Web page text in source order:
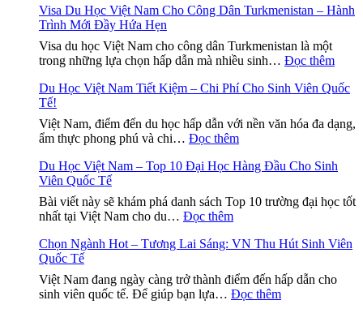
tin
visa
du
học
cho
sinh
Ấn
Việt
–
chi
và
cần
thiết
Visa Du Học Việt Nam Cho Công Dân Turkmenistan – Hành
Trình Mới Đầy Hứa Hẹn
Visa du học Việt Nam cho công dân Turkmenistan là một
trong những lựa chọn hấp dẫn mà nhiều sinh… Đọc thêm:
Du
Việt
Nam
Công
Dân
–
Mới
Hứa
Du Học Việt Nam Tiết Kiệm – Chi Phí Cho Sinh Viên Quốc
Tế!
Việt Nam, điểm đến du học hấp dẫn với nền văn hóa đa dạng,
ẩm thực phong phú và chi… Đọc thêm:
Học
Nam
Tiết
–
Chi
Cho
Sinh
Du Học Việt Nam – Top 10 Đại Học Hàng Đầu Cho Sinh
Viên Quốc Tế
Bài viết này sẽ khám phá danh sách Top 10 trường đại học tốt
nhất tại Việt Nam cho du… Đọc thêm:
Học
Nam
–
Top
Chọn Ngành Hot – Tương Lai Sáng: VN Thu Hút Sinh Viên
Quốc Tế
Việt Nam đang ngày càng trở thành điểm đến hấp dẫn cho
sinh viên quốc tế. Để giúp bạn lựa… Đọc thêm: